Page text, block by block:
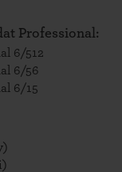
Professional:
6/512
6/56
6/15